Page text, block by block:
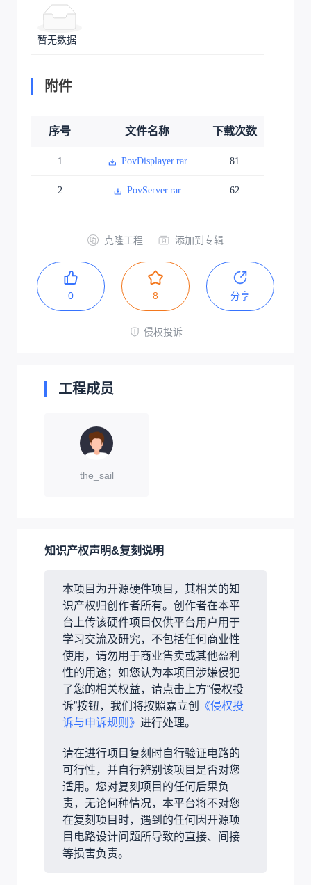
暂无数据
附件
序号 文件名称 下载次数
1 PovDisplayer.rar 81
2 PovServer.rar 62
克隆工程 添加到专辑
0 8 分享
侵权投诉
工程成员
the_sail
知识产权声明&复刻说明
本项目为开源硬件项目，其相关的知
识产权归创作者所有。创作者在本平
台上传该硬件项目仅供平台用户用于
学习交流及研究，不包括任何商业性
使用，请勿用于商业售卖或其他盈利
性的用途；如您认为本项目涉嫌侵犯
了您的相关权益，请点击上方“侵权投
诉”按钮，我们将按照嘉立创
《侵权投
诉与申诉规则》 进行处理。
请在进行项目复刻时自行验证电路的
可行性，并自行辨别该项目是否对您
适用。您对复刻项目的任何后果负
责，无论何种情况，本平台将不对您
在复刻项目时，遇到的任何因开源项
目电路设计问题所导致的直接、间接
等损害负责。